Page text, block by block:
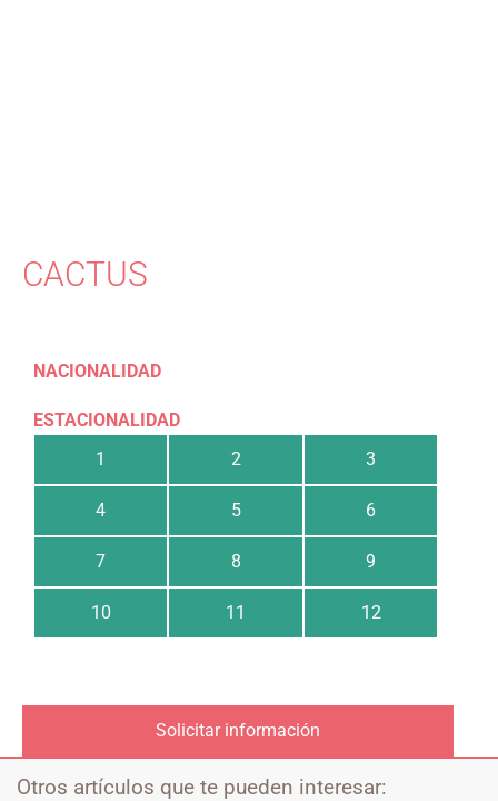
CACTUS
NACIONALIDAD
ESTACIONALIDAD
1
2 3
4 5 6
7 8 9
10 11 12
Solicitar información
Otros artículos que te pueden interesar: